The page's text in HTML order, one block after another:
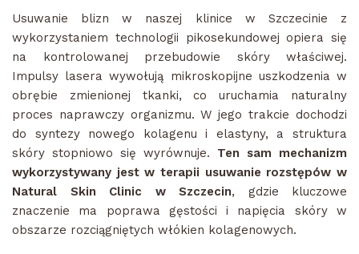
Usuwanie blizn w naszej klinice w Szczecinie z
wykorzystaniem technologii pikosekundowej opiera się
na kontrolowanej przebudowie skóry właściwej.
Impulsy lasera wywołują mikroskopijne uszkodzenia w
obrębie zmienionej tkanki, co uruchamia naturalny
proces naprawczy organizmu. W jego trakcie dochodzi
do syntezy nowego kolagenu i elastyny, a struktura
skóry stopniowo się wyrównuje. Ten sam mechanizm
wykorzystywany jest w terapii usuwanie rozstępów w
Natural Skin Clinic w Szczecin, gdzie kluczowe
znaczenie ma poprawa gęstości i napięcia skóry w
obszarze rozciągniętych włókien kolagenowych.